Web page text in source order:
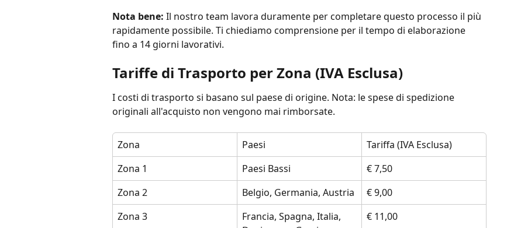
Nota bene: Il nostro team lavora duramente per completare questo processo il più
rapidamente possibile. Ti chiediamo comprensione per il tempo di elaborazione
fino a 14 giorni lavorativi.
Tariffe di Trasporto per Zona (IVA Esclusa)
I costi di trasporto si basano sul paese di origine. Nota: le spese di spedizione
originali all'acquisto non vengono mai rimborsate.
Zona Paesi
Tariffa (IVA Esclusa)
Zona 1
Paesi Bassi
€ 7,50
Zona 2
Belgio, Germania, Austria
€ 9,00
Zona 3
Francia, Spagna, Italia,
€ 11,00